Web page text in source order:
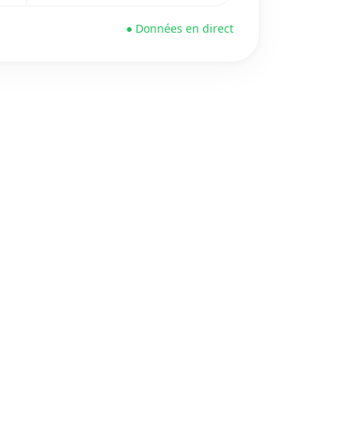
● Données en direct